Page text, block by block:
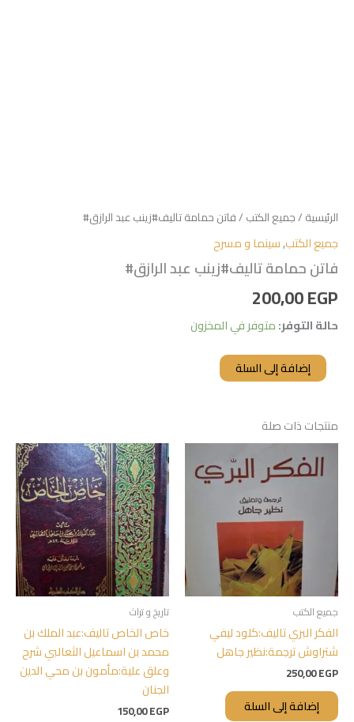
الرئيسية /جميع الكتب / فاتن حمامة تاليف#زينب عبد الرازق#
جميع الكتب,سينما و مسرح
فاتن حمامة تاليف#زينب عبد الرازق#
200,00EGP
حالة التوفر:متوفر في المخزون
إضافة إلى السلة
منتجات ذات صلة
جميع الكتب
الفكر البري تاليف:كلود ليفي
شتراوش ترجمة:نظير جاهل
250,00EGP
إضافة إلى السلة
تاريخ و تراث
خاص الخاص تاليف:عبد الملك بن
محمد بن اسماعيل الثعالبي شرح
وعلق علية:مأمون بن محي الدين
الجنان
150,00EGP